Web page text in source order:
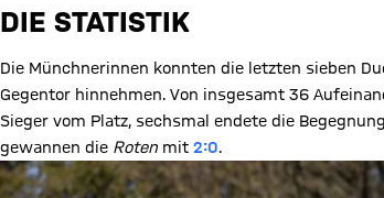
DIE STATISTIK
Die Münchnerinnen konnten die letzten sieben
Gegentor hinnehmen. Von insgesamt 36
Sieger vom Platz, sechsmal endete die
gewannen die Roten mit 2:0.